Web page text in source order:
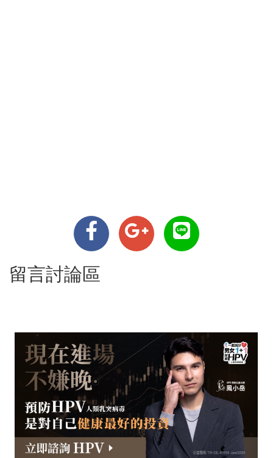
留言討論區